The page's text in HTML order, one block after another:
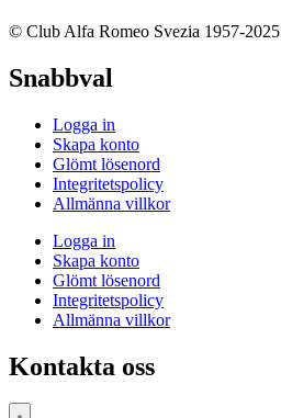
© Club Alfa Romeo Svezia 1957-2025
Snabbval
Logga in
Skapa konto
Glömt lösenord
Integritetspolicy
Allmänna villkor
Logga in
Skapa konto
Glömt lösenord
Integritetspolicy
Allmänna villkor
Kontakta oss